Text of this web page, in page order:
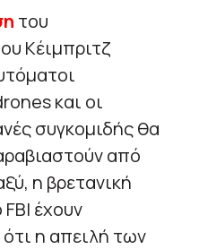
του
Κέιμπριτζ
και οι
συγκομιδής θα
από
η βρετανική
έχουν
ότι η απειλή των